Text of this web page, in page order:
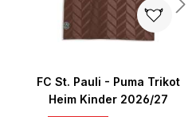
FC St. Pauli - Puma Trikot
Heim Kinder 2026/27